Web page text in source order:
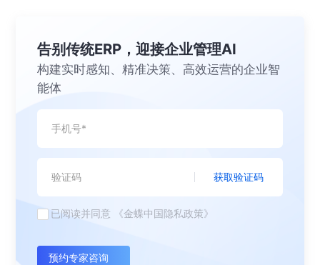
告别传统ERP，迎接企业管理AI
构建实时感知、精准决策、高效运营的企业智
能体
获取验证码
已阅读并同意 《金蝶中国隐私政策》
预约专家咨询